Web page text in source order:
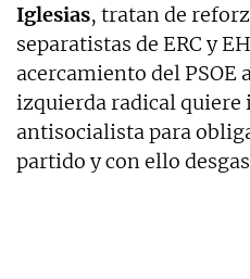
Iglesias, tratan de
separatistas de ERC y
acercamiento del PSOE
izquierda radical
antisocialista para
partido y con ello